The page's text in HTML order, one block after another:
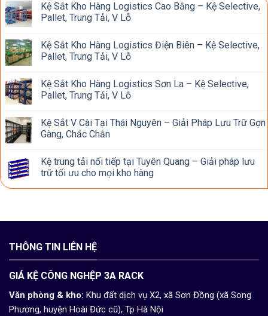
Kệ Sắt Kho Hàng Logistics Cao Bằng – Kệ Selective,
Pallet, Trung Tải, V Lỗ
Kệ Sắt Kho Hàng Logistics Điện Biên – Kệ Selective,
Pallet, Trung Tải, V Lỗ
Kệ Sắt Kho Hàng Logistics Sơn La – Kệ Selective,
Pallet, Trung Tải, V Lỗ
Kệ Sắt V Cài Tại Thái Nguyên – Giải Pháp Lưu Trữ Gọn
Gàng, Chắc Chắn
Kệ trung tải nối tiếp tại Tuyên Quang – Giải pháp lưu
trữ tối ưu cho mọi kho hàng
THÔNG TIN LIÊN HỆ
GIÁ KỆ CÔNG NGHỆP 3A RACK
Văn phòng & kho: Khu đất dịch vụ X2, xã Sơn Đồng (xã Song
Phương, huyện Hoài Đức cũ), Tp Hà Nội